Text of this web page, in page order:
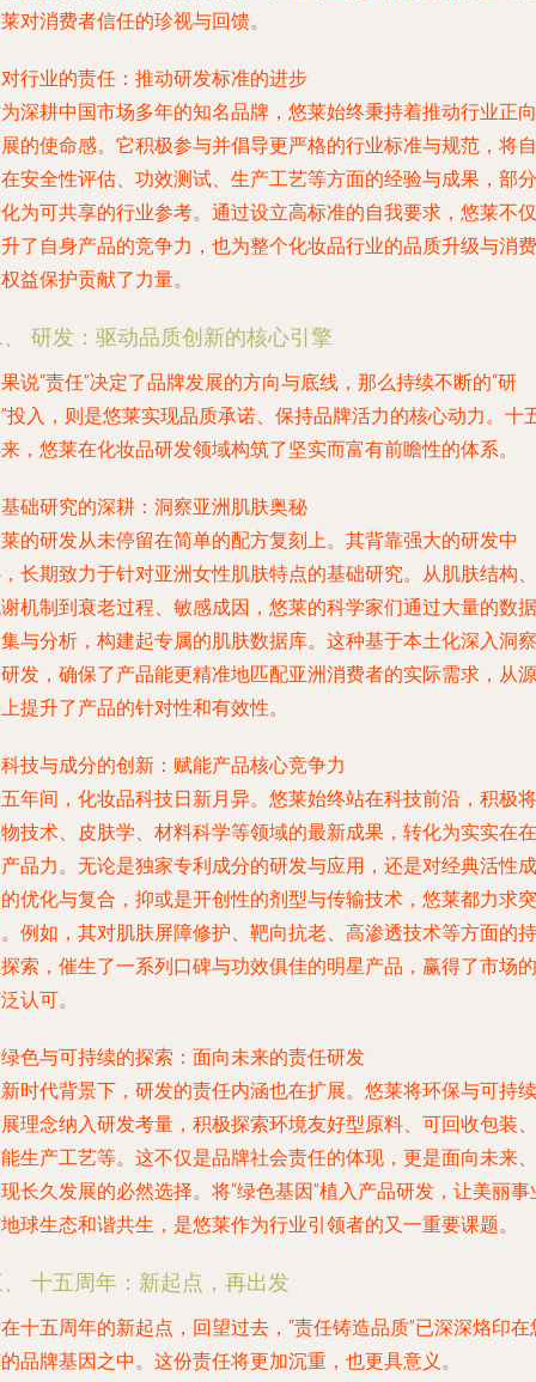
对消费者信任的珍视与回馈。
对行业的责任：推动研发标准的进步
深耕中国市场多年的知名品牌，悠莱始终秉持着推动行业正向
的使命感。它积极参与并倡导更严格的行业标准与规范，将自
安全性评估、功效测试、生产工艺等方面的经验与成果，部分
为可共享的行业参考。通过设立高标准的自我要求，悠莱不仅
了自身产品的竞争力，也为整个化妆品行业的品质升级与消费
益保护贡献了力量。
研发：驱动品质创新的核心引擎
说“责任”决定了品牌发展的方向与底线，那么持续不断的“研
投入，则是悠莱实现品质承诺、保持品牌活力的核心动力。十
，悠莱在化妆品研发领域构筑了坚实而富有前瞻性的体系。
基础研究的深耕：洞察亚洲肌肤奥秘
的研发从未停留在简单的配方复刻上。其背靠强大的研发中
长期致力于针对亚洲女性肌肤特点的基础研究。从肌肤结构、
机制到衰老过程、敏感成因，悠莱的科学家们通过大量的数据
与分析，构建起专属的肌肤数据库。这种基于本土化深入洞察
发，确保了产品能更精准地匹配亚洲消费者的实际需求，从源
提升了产品的针对性和有效性。
科技与成分的创新：赋能产品核心竞争力
年间，化妆品科技日新月异。悠莱始终站在科技前沿，积极将
技术、皮肤学、材料科学等领域的最新成果，转化为实实在在
品力。无论是独家专利成分的研发与应用，还是对经典活性成
优化与复合，抑或是开创性的剂型与传输技术，悠莱都力求突
例如，其对肌肤屏障修护、靶向抗老、高渗透技术等方面的持
索，催生了一系列口碑与功效俱佳的明星产品，赢得了市场的
认可。
绿色与可持续的探索：面向未来的责任研发
时代背景下，研发的责任内涵也在扩展。悠莱将环保与可持续
理念纳入研发考量，积极探索环境友好型原料、可回收包装、
生产工艺等。这不仅是品牌社会责任的体现，更是面向未来、
长久发展的必然选择。将“绿色基因”植入产品研发，让美丽事
球生态和谐共生，是悠莱作为行业引领者的又一重要课题。
十五周年：新起点，再出发
十五周年的新起点，回望过去，“责任铸造品质”已深深烙印在
品牌基因之中。这份责任将更加沉重，也更具意义。